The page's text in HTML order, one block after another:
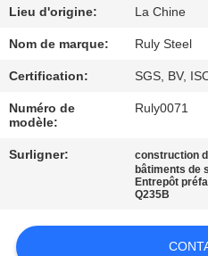
NOUS
VISITE
D'USINE
CONTRÔLE
Lieu d'origine: La Chine
Nom de marque: Ruly Steel
Certification: SGS, BV,
Numéro de
modèle:
Ruly0071
Surligner: construction
bâtiments de
Entrepôt
Q235B